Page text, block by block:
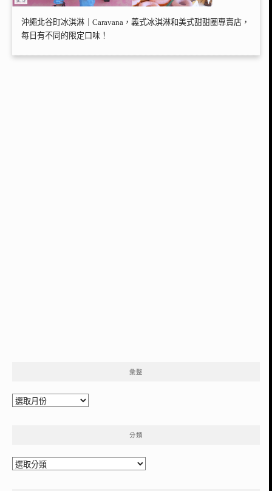
沖繩北谷町冰淇淋｜Caravana，義式冰淇淋和美式甜甜圈專賣店，
每日有不同的限定口味！
彙整
彙
分類
分